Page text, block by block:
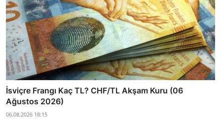
İsviçre Frangı Kaç TL? CHF/TL Akşam Kuru (06
Ağustos 2026)
06.08.2026 18:15